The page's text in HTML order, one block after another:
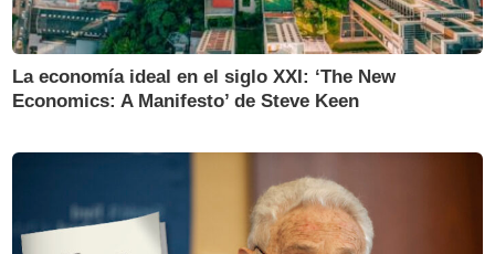
La economía ideal en el siglo XXI: ‘The New
Economics: A Manifesto’ de Steve Keen